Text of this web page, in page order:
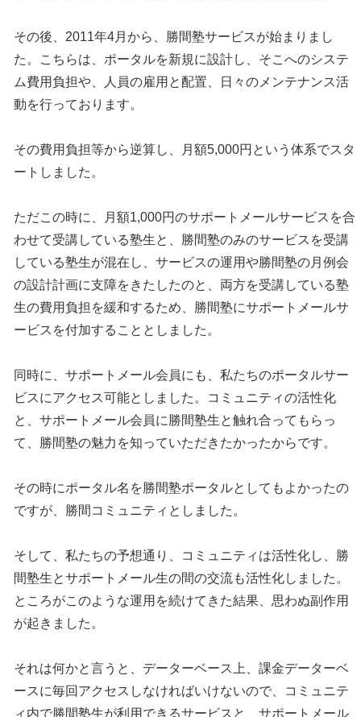
その後、2011年4月から、勝間塾サービスが始まりまし
た。こちらは、ポータルを新規に設計し、そこへのシステ
ム費用負担や、人員の雇用と配置、日々のメンテナンス活
動を行っております。
その費用負担等から逆算し、月額5,000円という体系でスタ
ートしました。
ただこの時に、月額1,000円のサポートメールサービスを合
わせて受講している塾生と、勝間塾のみのサービスを受講
している塾生が混在し、サービスの運用や勝間塾の月例会
の設計計画に支障をきたしたのと、両方を受講している塾
生の費用負担を緩和するため、勝間塾にサポートメールサ
ービスを付加することとしました。
同時に、サポートメール会員にも、私たちのポータルサー
ビスにアクセス可能としました。コミュニティの活性化
と、サポートメール会員に勝間塾生と触れ合ってもらっ
て、勝間塾の魅力を知っていただきたかったからです。
その時にポータル名を勝間塾ポータルとしてもよかったの
ですが、勝間コミュニティとしました。
そして、私たちの予想通り、コミュニティは活性化し、勝
間塾生とサポートメール生の間の交流も活性化しました。
ところがこのような運用を続けてきた結果、思わぬ副作用
が起きました。
それは何かと言うと、データーベース上、課金データーベ
ースに毎回アクセスしなければいけないので、コミュニテ
ィ内で勝間塾生が利用できるサービスと、サポートメール